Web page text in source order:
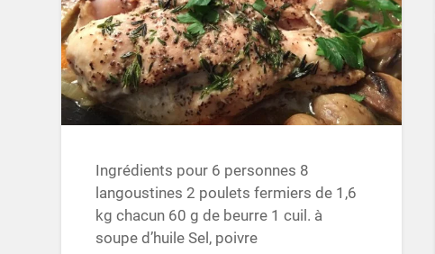
Ingrédients pour 6 personnes 8
langoustines 2 poulets fermiers de 1,6
kg chacun 60 g de beurre 1 cuil. à
soupe d’huile Sel, poivre